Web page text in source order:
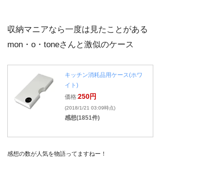
収納マニアなら一度は見たことがある
mon・o・toneさんと激似のケース
キッチン消耗品用ケース(ホワ
イト)
価格:250円
(2018/1/21 03:09時点)
感想(1851件)
感想の数が人気を物語ってますねー！